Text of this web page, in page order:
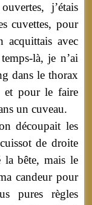
j’étais
cuvettes, pour
acquittais avec
là, je n’ai
dans le thorax
et pour le faire
un cuveau.
découpait les
de droite
la bête, mais le
candeur pour
pures règles